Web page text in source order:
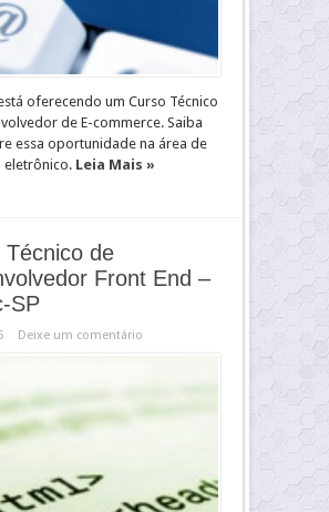
oferecendo um Curso Técnico
de E-commerce. Saiba
essa oportunidade na área de
eletrônico. Leia Mais »
Técnico de
Front End –
SP
Deixe um comentário